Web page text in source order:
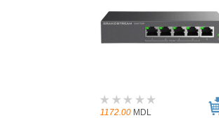
1172.00 MDL